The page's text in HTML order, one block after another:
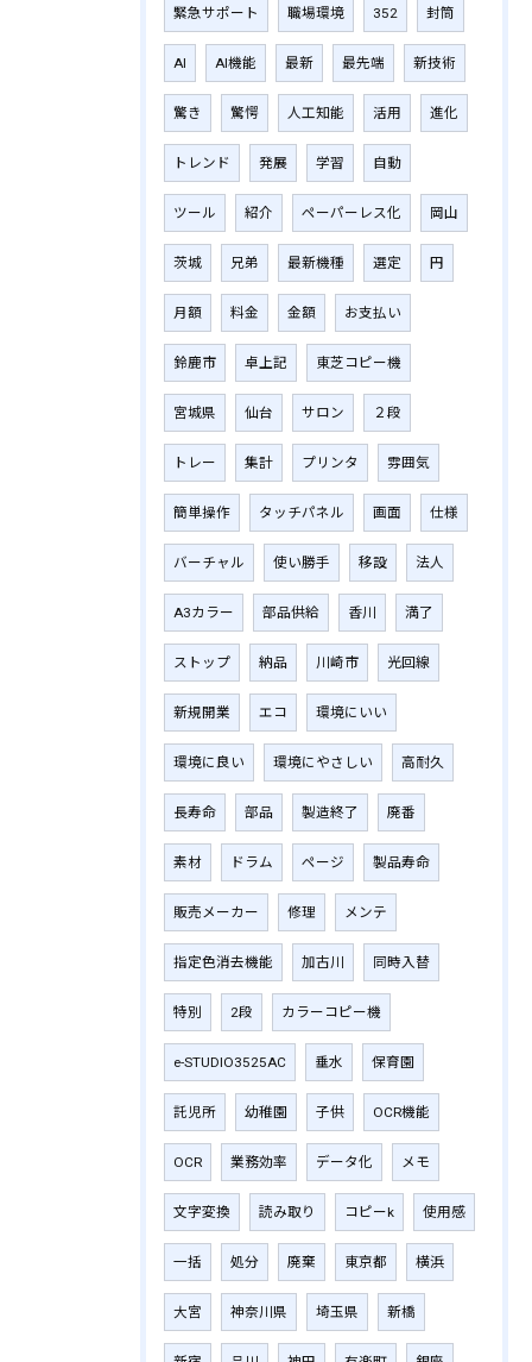
緊急サポート 職場環境 352 封筒
AI AI機能 最新 最先端 新技術
驚き 驚愕 人工知能 活用 進化
トレンド 発展 学習 自動
ツール 紹介 ペーパーレス化 岡山
茨城 兄弟 最新機種 選定 円
月額 料金 金額 お支払い
鈴鹿市 卓上記 東芝コピー機
宮城県 仙台 サロン ２段
トレー 集計 プリンタ 雰囲気
簡単操作 タッチパネル 画面 仕様
バーチャル 使い勝手 移設 法人
A3カラー 部品供給 香川 満了
ストップ 納品 川崎市 光回線
新規開業 エコ 環境にいい
環境に良い 環境にやさしい 高耐久
長寿命 部品 製造終了 廃番
素材 ドラム ページ 製品寿命
販売メーカー 修理 メンテ
指定色消去機能 加古川 同時入替
特別 2段 カラーコピー機
e-STUDIO3525AC 垂水 保育園
託児所 幼稚園 子供 OCR機能
OCR 業務効率 データ化 メモ
文字変換 読み取り コピーk 使用感
一括 処分 廃棄 東京都 横浜
大宮 神奈川県 埼玉県 新橋